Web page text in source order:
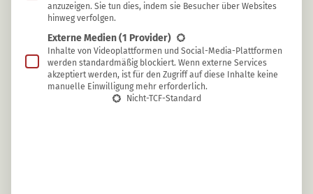
Rhabarber ernten: Mit diesen Tipps fällt die
Ernte besonders üppig aus
anzuzeigen. Sie tun dies, indem sie Besucher über Websites
hinweg verfolgen.
Externe Medien(1 Provider)
Inhalte von Videoplattformen und Social-Media-Plattformen
werden standardmäßig blockiert. Wenn externe Services
akzeptiert werden, ist für den Zugriff auf diese Inhalte keine
manuelle Einwilligung mehr erforderlich.
Nicht-TCF-Standard